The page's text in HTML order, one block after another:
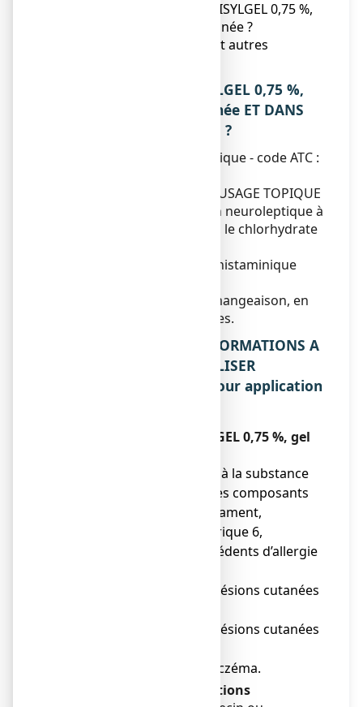
5. Comment conserver APAISYLGEL 0,75 %,
gel pour application cutanée ?
6. Contenu de l’emballage et autres
1. QU'EST-CE QUE APAISYLGEL 0,75 %,
gel pour application cutanée ET DANS
QUELS CAS EST-IL UTILISE ?
Classe pharmacothérapeutique - code ATC :
ANTIHISTAMINIQUE POUR USAGE TOPIQUE
Ce médicament contient un neuroleptique à
propriété antihistaminique, le chlorhydrate
Ce médicament est un antihistaminique
Il est indiqué en cas de démangeaison, en
particulier piqûres d'insectes.
2. QUELLES SONT LES INFORMATIONS A
CONNAITRE AVANT D'UTILISER
APAISYLGEL 0,75 %, gel pour application
N’utilisez jamais APAISYLGEL 0,75 %, gel
● si vous êtes allergique à la substance
active ou à l’un des autres composants
contenus dans ce médicament,
mentionnés dans la rubrique 6,
● si vous avez des antécédents d’allergie
● si vous présentez des lésions cutanées
● si vous présentez des lésions cutanées
● Si vous êtes atteint d’eczéma.
Avertissements et précautions